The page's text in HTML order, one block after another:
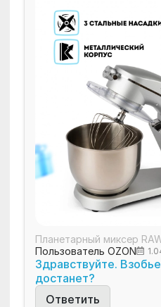
Планетарный миксер
Пользователь OZON
Здравствуйте.
достанет?
Ответить